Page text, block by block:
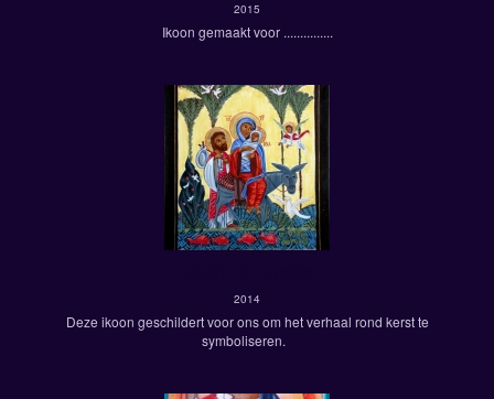
2015
Ikoon gemaakt voor ...............
2014
Deze ikoon geschildert voor ons om het verhaal rond kerst te
symboliseren.